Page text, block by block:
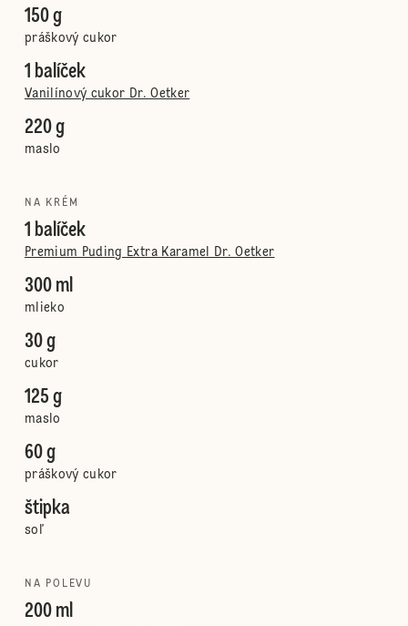
150 g
práškový cukor
1 balíček
Vanilínový cukor Dr. Oetker
220 g
maslo
NA KRÉM
1 balíček
Premium Puding Extra Karamel Dr. Oetker
300 ml
mlieko
30 g
cukor
125 g
maslo
60 g
práškový cukor
štipka
soľ
NA POLEVU
200 ml